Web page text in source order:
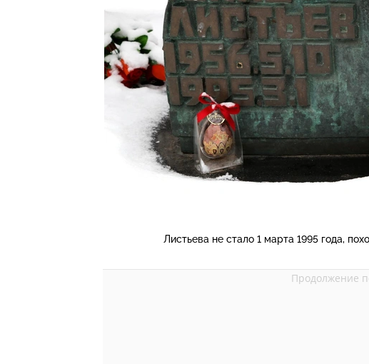
Листьева не стало 1 марта 1995 года,